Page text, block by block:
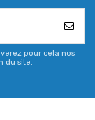
pour cela nos
du site.